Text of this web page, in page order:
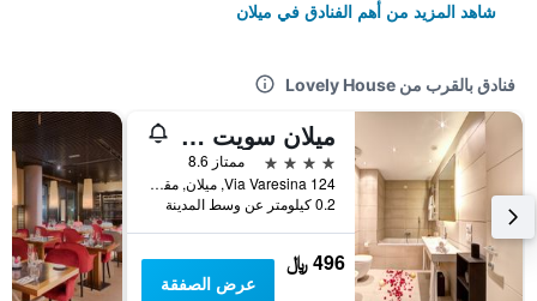
شاهد المزيد من أهم الفنادق في ميلان
فنادق بالقرب من Lovely House
ميلان سويت هوتل
4 نجوم
ممتاز 8.6
Via Varesina 124, ميلان, مقاطعة ميلانو, إيطاليا
0.2 كيلومتر عن وسط المدينة
496 ﷼
عرض الصفقة